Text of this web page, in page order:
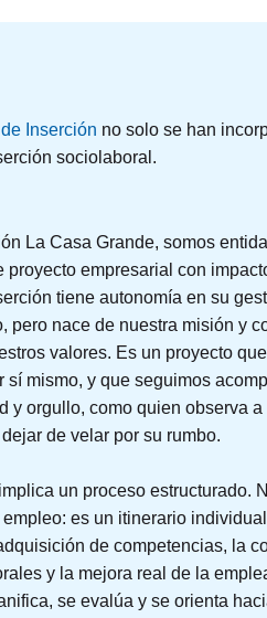
Inserción no solo se han
sociolaboral.
La Casa Grande, somos
proyecto empresarial con
tiene autonomía en su
pero nace de nuestra misión y
valores. Es un proyecto
sí mismo, y que seguimos
y orgullo, como quien observa
de velar por su rumbo.
un proceso estructurado.
es un itinerario
de competencias, la
y la mejora real de la
se evalúa y se orienta